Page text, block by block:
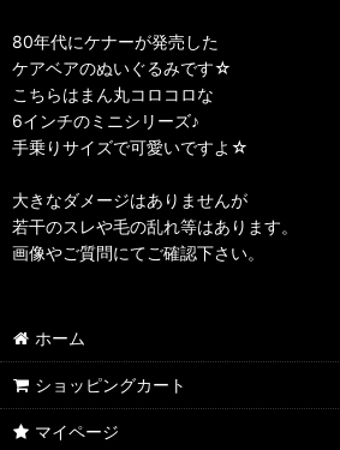
80年代にケナーが発売した
ケアベアのぬいぐるみです☆
こちらはまん丸コロコロな
6インチのミニシリーズ♪
手乗りサイズで可愛いですよ☆
大きなダメージはありませんが
若干のスレや毛の乱れ等はあります。
画像やご質問にてご確認下さい。
ホーム
ショッピングカート
マイページ